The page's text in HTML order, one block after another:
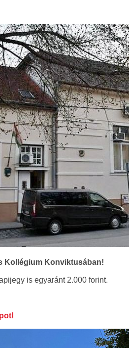
Kollégium Konviktusában!
is egyaránt 2.000 forint.